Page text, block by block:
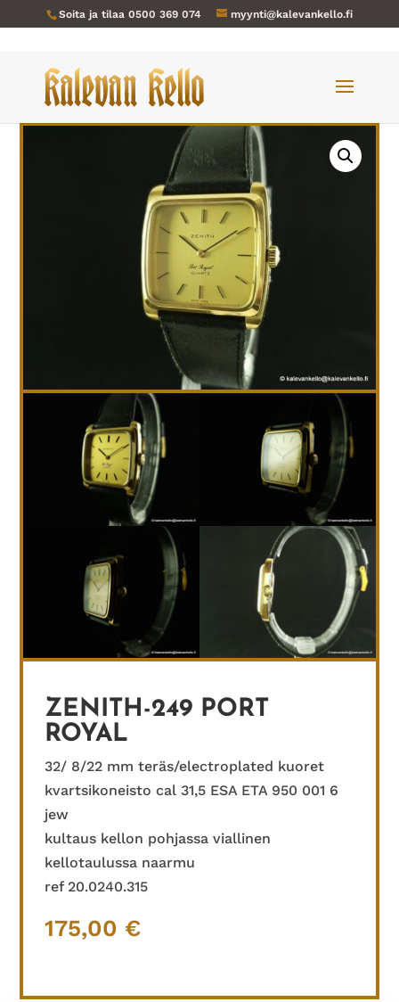
Soita ja tilaa 0500 369 074 myynti@kalevankello.fi
Verkkokauppa/Miesten kellot / Zenith-249 Port Royal
ZENITH-249 PORT
ROYAL
32/ 8/22 mm teräs/electroplated kuoret
kvartsikoneisto cal 31,5 ESA ETA 950 001 6
jew
kultaus kellon pohjassa viallinen
kellotaulussa naarmu
ref 20.0240.315
175,00 €